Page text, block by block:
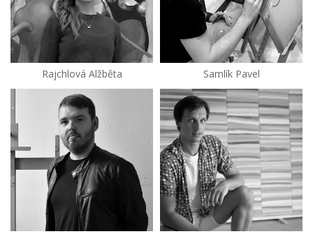
Rajchlová Alžběta Samlík Pavel